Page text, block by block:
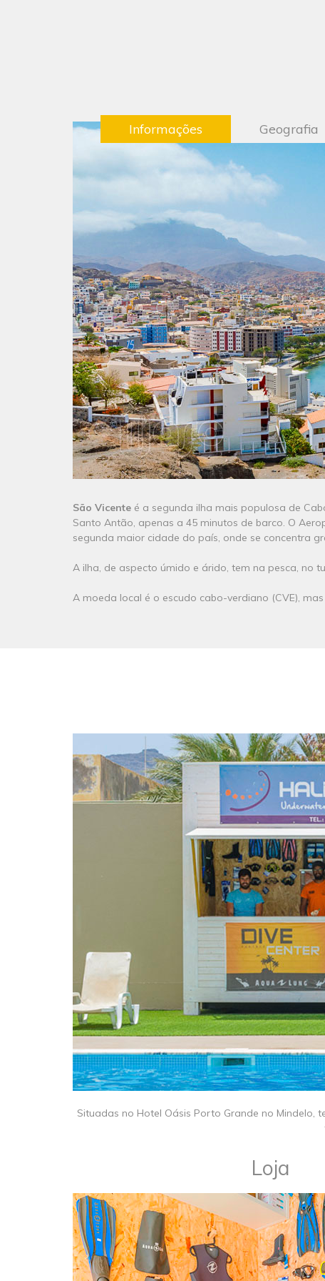
Informações Geografia
São Vicente é a segunda ilha mais populosa de
Santo Antão, apenas a 45 minutos de barco. O
segunda maior cidade do país, onde se concentra
A ilha, de aspecto úmido e árido, tem na pesca,
A moeda local é o escudo cabo-verdiano (CVE),
​​Situadas no Hotel Oásis Porto Grande no
​Loja